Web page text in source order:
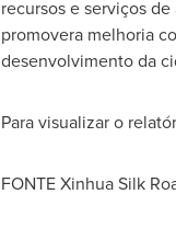
recursos e serviços
promovera melhoria
desenvolvimento da
Para visualizar o
FONTE Xinhua Silk